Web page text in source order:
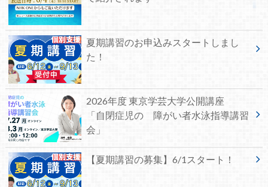
夏期講習のお申込みスタートしまし
た！
2026年度 東京学芸大学公開講座
「自閉症児の 障がい者水泳指導講習
会」
【夏期講習の募集】6/1スタート！